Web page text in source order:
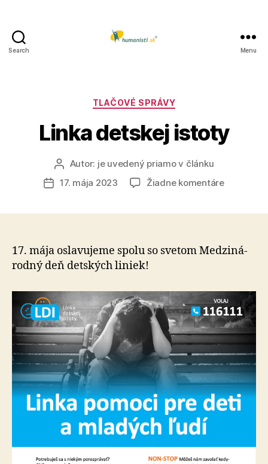
Search Menu
Kategórie
TLAČOVÉ SPRÁVY
Linka detskej istoty
Autor
článku
Autor: je uvedený priamo v článku
Dátum
17. mája 2023 Žiadne komentárena
17. mája oslavujeme spolu so svetom Medzi­ná­
rod­ný deň detských liniek!